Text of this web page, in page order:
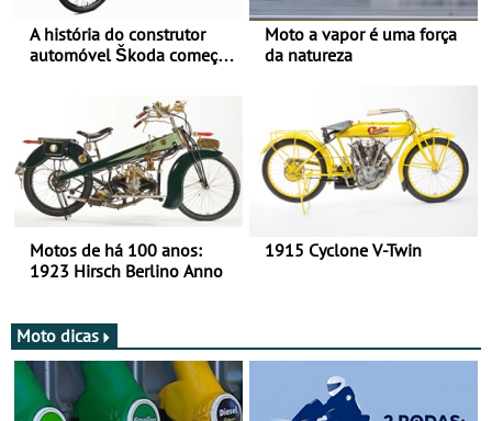
A história do construtor
automóvel Škoda começou
Moto a vapor é uma força
da natureza
Motos de há 100 anos:
1923 Hirsch Berlino Anno
1915 Cyclone V-Twin
Moto dicas